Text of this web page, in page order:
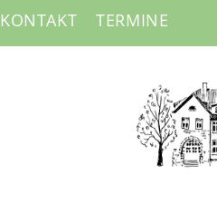
KONTAKT TERMINE